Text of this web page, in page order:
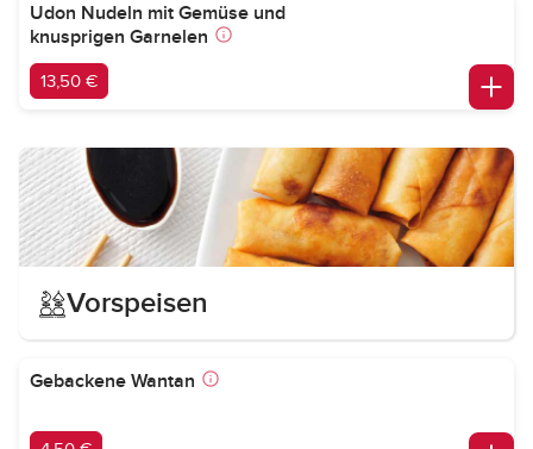
Udon Nudeln mit Gemüse und
knusprigen Garnelen
13,50 €
Vorspeisen
Gebackene Wantan